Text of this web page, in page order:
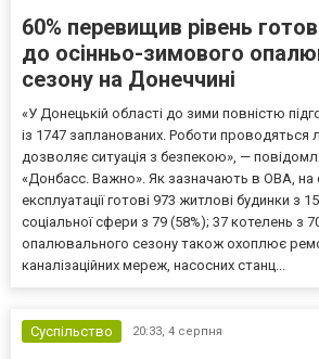
60% перевищив рівень
до осінньо-зимового
сезону на Донеччині
«У Донецькій області до зими повністю
із 1747 запланованих. Роботи проводяться
дозволяє ситуація з безпекою», —
«Донбасс. Важно». Як зазначають в ОВА, на
експлуатації готові 973 житлові будинки з
соціальної сфери з 79 (58%); 37 котелень з
опалювального сезону також охоплює
каналізаційних мереж, насосних станц...
Суспільство 20:33, 4 серпня